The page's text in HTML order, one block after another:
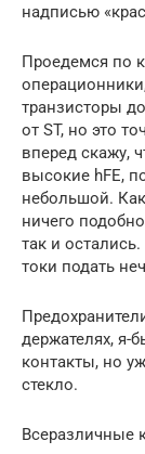
надписью
Проедемся по
транзисторы
от ST, но это
вперед скажу,
высокие hFE,
небольшой.
ничего
так и
токи подать
держателях, я-
контакты, но
стекло.
Всеразличные